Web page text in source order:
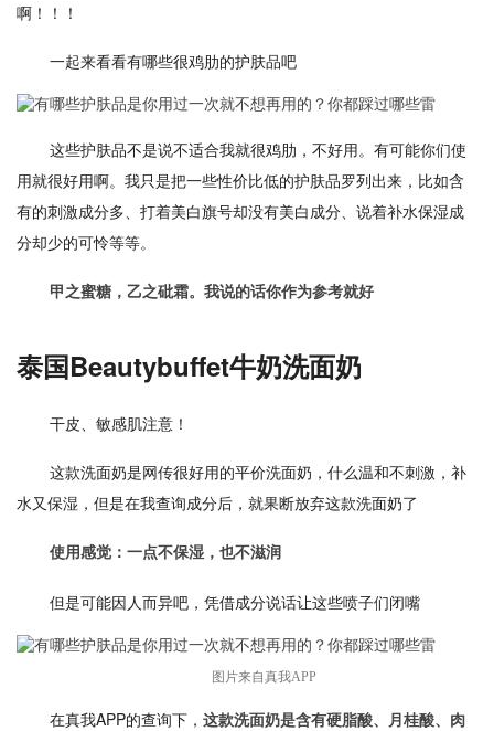
啊！！！
一起来看看有哪些很鸡肋的护肤品吧
这些护肤品不是说不适合我就很鸡肋，不好用。有可能你们使
用就很好用啊。我只是把一些性价比低的护肤品罗列出来，比如含
有的刺激成分多、打着美白旗号却没有美白成分、说着补水保湿成
分却少的可怜等等。
甲之蜜糖，乙之砒霜。我说的话你作为参考就好
泰国Beautybuffet牛奶洗面奶
干皮、敏感肌注意！
这款洗面奶是网传很好用的平价洗面奶，什么温和不刺激，补
水又保湿，但是在我查询成分后，就果断放弃这款洗面奶了
使用感觉：一点不保湿，也不滋润
但是可能因人而异吧，凭借成分说话让这些喷子们闭嘴
图片来自真我APP
在真我APP的查询下， 这款洗面奶是含有硬脂酸、月桂酸、肉